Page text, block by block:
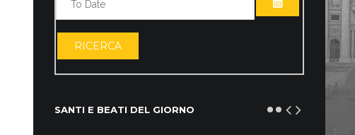
APRI IL
RICERCA
SANTI E BEATI DEL GIORNO